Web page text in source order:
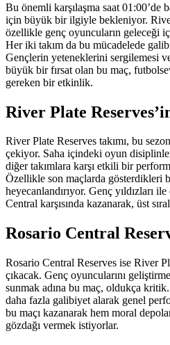
Bu önemli karşılaşma saat 01:00’de
için büyük bir ilgiyle bekleniyor.
özellikle genç oyuncuların geleceği
Her iki takım da bu mücadelede
Gençlerin yeteneklerini sergilemesi
büyük bir fırsat olan bu maç,
gereken bir etkinlik.
River Plate
River Plate Reserves takımı, bu
çekiyor. Saha içindeki oyun
diğer takımlara karşı etkili bir
Özellikle son maçlarda gösterdikleri
heyecanlandırıyor. Genç yıldızları
Central karşısında kazanarak, üst
Rosario Central
Rosario Central Reserves ise River
çıkacak. Genç oyuncularını
sunmak adına bu maç, oldukça
daha fazla galibiyet alarak genel
bu maçı kazanarak hem moral
gözdağı vermek istiyorlar.